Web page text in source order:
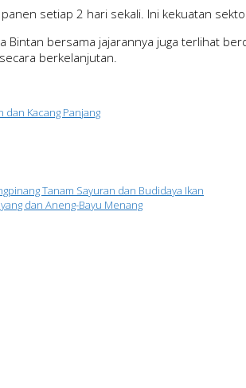
setiap 2 hari sekali. Ini kekuatan
bersama jajarannya juga terlihat
berkelanjutan.
dan Kacang Panjang
Tanam Sayuran dan Budidaya Ikan
dan Aneng-Bayu Menang